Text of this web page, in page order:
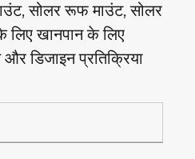
सोलर रूफ माउंट, सोलर
लिए खानपान के लिए
और डिजाइन प्रतिक्रिया